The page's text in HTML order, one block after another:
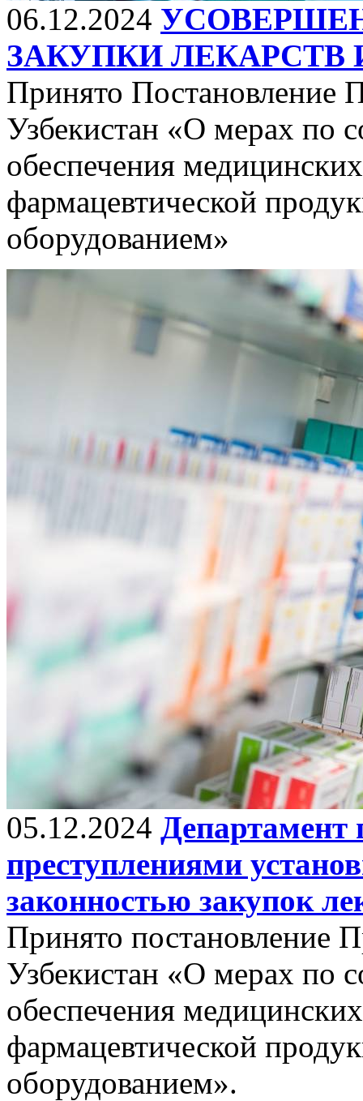
06.12.2024
ЗАКУПКИ
Принято Постановление
Узбекистан «О мерах по
обеспечения
фармацевтической
оборудованием»
05.12.2024 Департамент
преступлениями
законностью закупок
Принято постановление
Узбекистан «О мерах по
обеспечения
фармацевтической
оборудованием».